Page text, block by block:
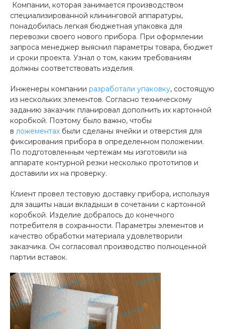
Компании, которая занимается производством
специализированной клининговой аппаратуры,
понадобилась легкая бюджетная упаковка для
перевозки своего нового прибора. При оформлении
запроса менеджер выяснил параметры товара, бюджет
и сроки проекта. Узнал о том, каким требованиям
должны соответствовать изделия.
Инженеры компании разработали упаковку, состоящую
из нескольких элементов. Согласно техническому
заданию заказчик планировал дополнить их картонной
коробкой. Поэтому было важно, чтобы
в ложементах были сделаны ячейки и отверстия для
фиксирования прибора в определенном положении.
По подготовленным чертежам мы изготовили на
аппарате контурной резки несколько прототипов и
доставили их на проверку.
Клиент провел тестовую доставку прибора, используя
для защиты наши вкладыши в сочетании с картонной
коробкой. Изделие добралось до конечного
потребителя в сохранности. Параметры элементов и
качество обработки материала удовлетворили
заказчика. Он согласовал производство полноценной
партии вставок.